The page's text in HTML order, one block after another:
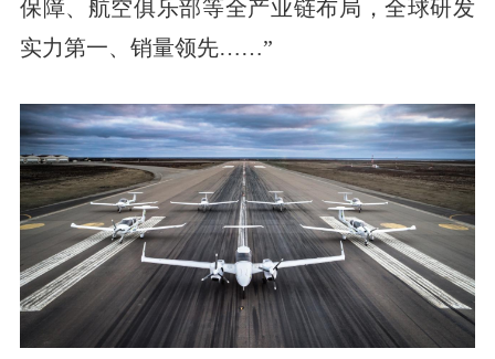
保障、航空俱乐部等全产业链布局，全球研发
实力第一、销量领先……”